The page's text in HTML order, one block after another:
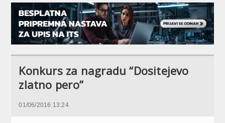
Konkurs za nagradu “Dositejevo
zlatno pero”
01/06/2016 13:24